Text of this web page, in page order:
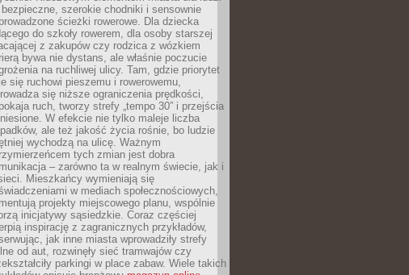
szerokie chodniki i sensownie
ścieżki rowerowe. Dla dziecka
do szkoły rowerem, dla osoby starszej
z zakupów czy rodzica z wózkiem
bywa nie dystans, ale właśnie poczucie
na ruchliwej ulicy. Tam, gdzie priorytet
się ruchowi pieszemu i rowerowemu,
się niższe ograniczenia prędkości,
ruch, tworzy strefy „tempo 30” i przejścia
W efekcie nie tylko maleje liczba
ale też jakość życia rośnie, bo ludzie
wychodzą na ulicę. Ważnym
tych zmian jest dobra
– zarówno ta w realnym świecie, jak i
Mieszkańcy wymieniają się
w mediach społecznościowych,
projekty miejscowego planu, wspólnie
inicjatywy sąsiedzkie. Coraz częściej
inspirację z zagranicznych przykładów,
jak inne miasta wprowadziły strefy
od aut, rozwinęły sieć tramwajów czy
parkingi w place zabaw. Wiele takich